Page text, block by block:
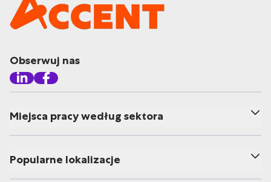
Obserwuj nas
Miejsca pracy według sektora
Popularne lokalizacje